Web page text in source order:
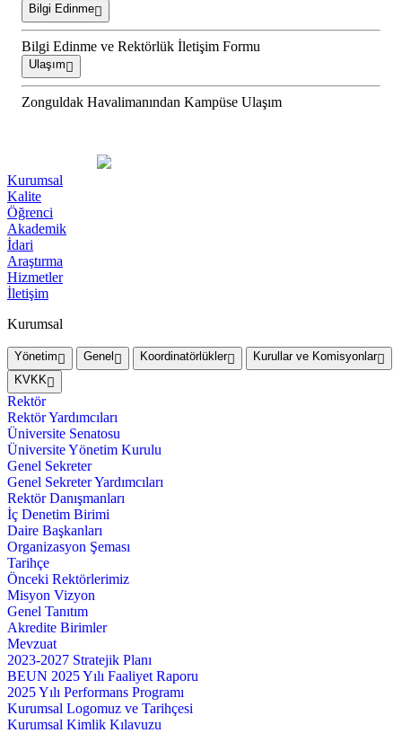
Bilgi Edinme
Bilgi Edinme ve Rektörlük İletişim Formu
Ulaşım
Zonguldak Havalimanından Kampüse Ulaşım
Kurumsal
Kalite
Öğrenci
Akademik
İdari
Araştırma
Hizmetler
İletişim
Kurumsal
Yönetim Genel Koordinatörlükler
Kurullar ve Komisyonlar
KVKK
Rektör
Rektör Yardımcıları
Üniversite Senatosu
Üniversite Yönetim Kurulu
Genel Sekreter
Genel Sekreter Yardımcıları
Rektör Danışmanları
İç Denetim Birimi
Daire Başkanları
Organizasyon Şeması
Tarihçe
Önceki Rektörlerimiz
Misyon Vizyon
Genel Tanıtım
Akredite Birimler
Mevzuat
2023-2027 Stratejik Planı
BEUN 2025 Yılı Faaliyet Raporu
2025 Yılı Performans Programı
Kurumsal Logomuz ve Tarihçesi
Kurumsal Kimlik Kılavuzu